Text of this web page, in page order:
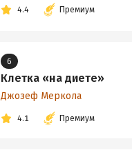
4.4 Премиум
6
Клетка «на диете»
Джозеф Меркола
4.1 Премиум